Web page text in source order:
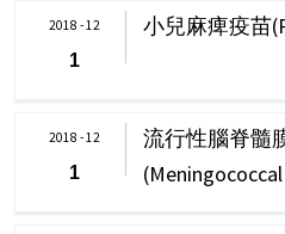
小兒麻痺疫苗
2018 - 12
1
流行性腦脊髓
2018 - 12
1